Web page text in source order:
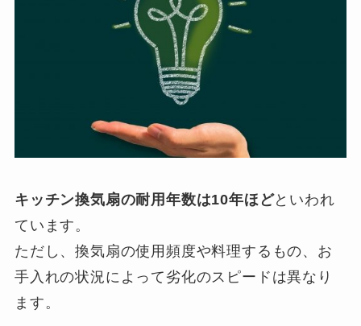
キッチン換気扇の耐用年数は10年ほどといわれ
ています。
ただし、換気扇の使用頻度や料理するもの、お
手入れの状況によって劣化のスピードは異なり
ます。